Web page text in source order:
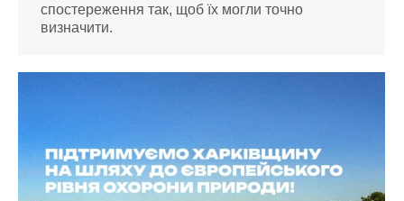
спостереження так, щоб їх могли точно
визначити.